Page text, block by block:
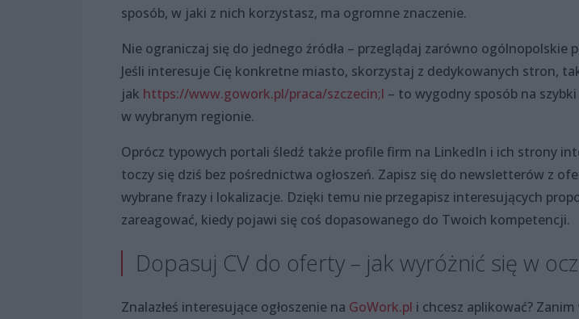
sposób, w jaki z nich korzystasz, ma ogromne znaczenie.
Nie ograniczaj się do jednego źródła – przeglądaj zarówno ogólnopolskie
Jeśli interesuje Cię konkretne miasto, skorzystaj z dedykowanych stron,
jak https://www.gowork.pl/praca/szczecin;l – to wygodny sposób na
w wybranym regionie.
Oprócz typowych portali śledź także profile firm na LinkedIn i ich strony
toczy się dziś bez pośrednictwa ogłoszeń. Zapisz się do newsletterów z
wybrane frazy i lokalizacje. Dzięki temu nie przegapisz interesujących
zareagować, kiedy pojawi się coś dopasowanego do Twoich kompetencji.
Dopasuj CV do oferty – jak wyróżnić się w
Znalazłeś interesujące ogłoszenie na GoWork.pl i chcesz aplikować?